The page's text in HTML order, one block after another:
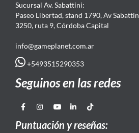
Sucursal Av. Sabattini:
Paseo Libertad, stand 1790, Av
3250, ruta 9, Córdoba Capital
info@gameplanet.com.ar
+5493515290353
Seguinos en las redes
Puntuación y reseñas: